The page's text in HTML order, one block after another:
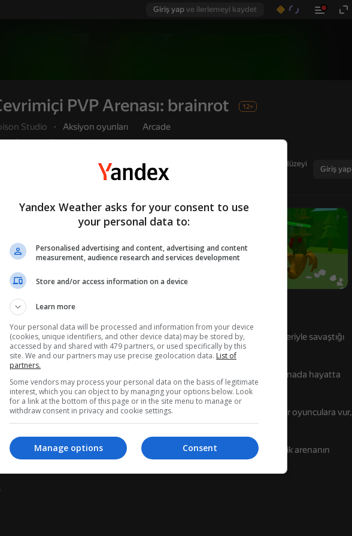
Giriş yap ve ilerlemeyi kaydet
- RP
66
Tralalero: Kick Them All
42
PVP Arenası: brainrot 12+
Studio · Aksiyon oyunları Arcade
4,1 Oyuncu değerlendirmeleri
Kullanıcı adı ile giriş yapmanız, oyunda ulaştığınız düzeyi
ve tüm başarılarınızı kaydetmenizi sağlar
Giriş yap
dünyasına hoş geldin - memlerin canlandığı ve en güçlü unvanı için birbirleriyle savaştığı
rastgele bir karakter alırsın ve görevin seninle aynı delilerle dolu bir arenada hayatta
kılacak kendine özgü bir stili, animasyonu ve ifadeleri vardır. Diğer oyunculara vur,
bir duygu denizi seni bekliyor. En sevdiğin dövüşçüler için oyna ve bu ironik arenanın
olduğunu kanıtlamaya hazır mısın? Savaşa katıl ve kendin gör!
Yandex Weather asks for your consent to use
your personal data to:
Personalised advertising and content, advertising and content
measurement, audience research and services development
Store and/or access information on a device
Learn more
Your personal data will be processed and information from your device
(cookies, unique identifiers, and other device data) may be stored by,
accessed by and shared with 479 partners, or used specifically by this
site. We and our partners may use precise geolocation data. List of
partners.
Some vendors may process your personal data on the basis of legitimate
interest, which you can object to by managing your options below. Look
for a link at the bottom of this page or in the site menu to manage or
withdraw consent in privacy and cookie settings.
Consent
Manage options